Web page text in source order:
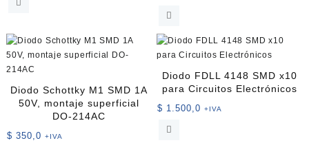
Diodo Schottky M1 SMD 1A
50V, montaje superficial
DO-214AC
$ 350,0 +IVA
Diodo FDLL 4148 SMD x10
para Circuitos Electrónicos
$ 1.500,0 +IVA